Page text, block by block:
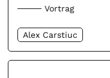
Vortrag
Alex Carstiuc